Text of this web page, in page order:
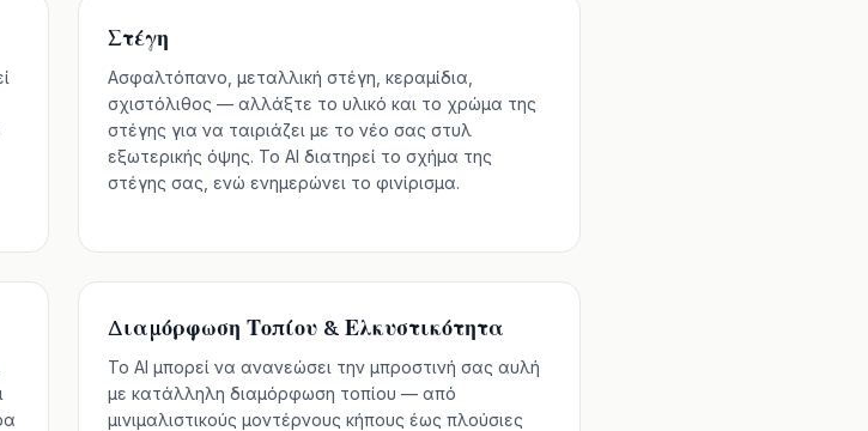
Στέγη
Ασφαλτόπανο, μεταλλική στέγη, κεραμίδια,
σχιστόλιθος — αλλάξτε το υλικό και το χρώμα της
στέγης για να ταιριάζει με το νέο σας στυλ
εξωτερικής όψης. Το AI διατηρεί το σχήμα της
στέγης σας, ενώ ενημερώνει το φινίρισμα.
Διαμόρφωση Τοπίου & Ελκυστικότητα
Το AI μπορεί να ανανεώσει την μπροστινή σας αυλή
με κατάλληλη διαμόρφωση τοπίου — από
μινιμαλιστικούς μοντέρνους κήπους έως πλούσιες